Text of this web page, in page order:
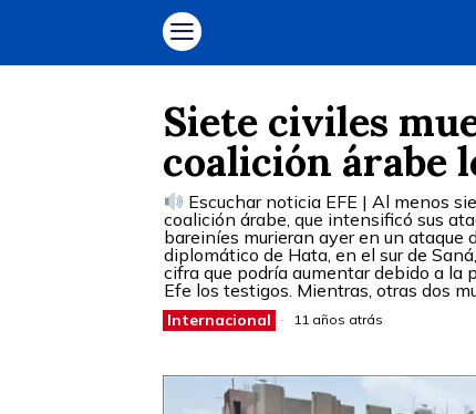
Siete civiles
coalición árabe
Escuchar noticia EFE | Al menos
coalición árabe, que intensificó sus
bareiníes murieran ayer en un ataque
diplomático de Hata, en el sur de
cifra que podría aumentar debido a la
Efe los testigos. Mientras, otras dos
Internacional 11 años atrás